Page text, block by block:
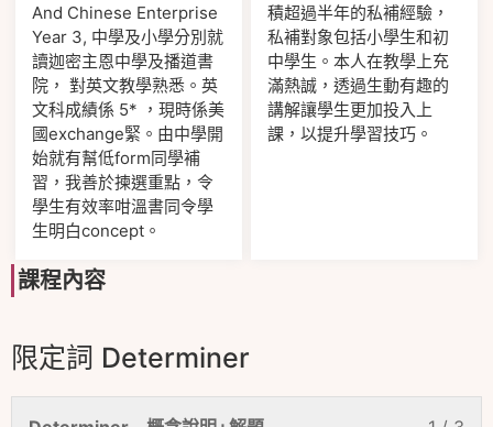
And Chinese Enterprise
Year 3, 中學及小學分別就
讀迦密主恩中學及播道書
院， 對英文教學熟悉。英
文科成績係 5* ，現時係美
國exchange緊。由中學開
始就有幫低form同學補
習，我善於揀選重點，令
學生有效率咁溫書同令學
生明白concept。
積超過半年的私補經驗，
私補對象包括小學生和初
中學生。本人在教學上充
滿熱誠，透過生動有趣的
講解讓學生更加投入上
課，以提升學習技巧。
課程內容
限定詞 Determiner